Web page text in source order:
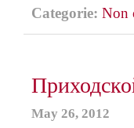
Categorie: Non
May 26, 2012